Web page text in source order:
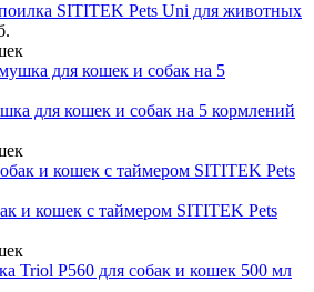
SITITEK Pets Uni для животных
для кошек и собак на 5 кормлений
и кошек с таймером SITITEK Pets